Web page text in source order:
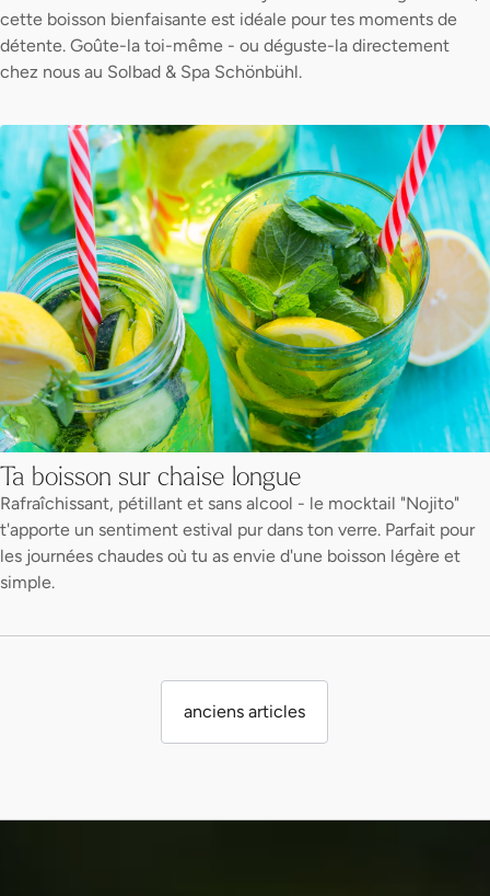
cette boisson bienfaisante est idéale pour tes moments de
détente. Goûte-la toi-même - ou déguste-la directement
chez nous au Solbad & Spa Schönbühl.
Ta boisson sur chaise longue
Rafraîchissant, pétillant et sans alcool - le mocktail "Nojito"
t'apporte un sentiment estival pur dans ton verre. Parfait pour
les journées chaudes où tu as envie d'une boisson légère et
simple.
anciens articles